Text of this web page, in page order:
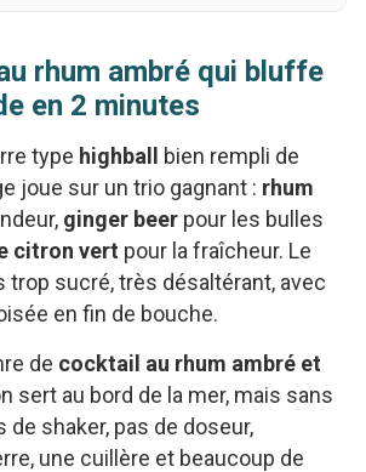
rhum ambré qui bluffe
en 2 minutes
type highball bien rempli de
joue sur un trio gagnant : rhum
ginger beer pour les bulles
citron vert pour la fraîcheur. Le
trop sucré, très désaltérant, avec
en fin de bouche.
de cocktail au rhum ambré et
sert au bord de la mer, mais sans
de shaker, pas de doseur,
une cuillère et beaucoup de